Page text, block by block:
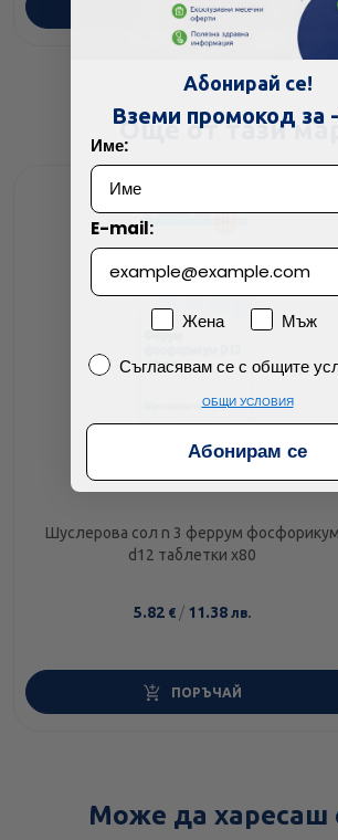
ПОРЪЧАЙ
Още от тази
Шуслерова сол n 3 феррум фосфорикум
d12 таблетки х80
5.82 € / 11.38 лв.
ПОРЪЧАЙ
Може да харесаш
Абонирай се!
Вземи промокод за
Име:
E-mail:
ПолЖена
Мъж
Съгласявам се с общите
Съгласявам се с общите
ОБЩИ УСЛОВИЯ
Абонирам се